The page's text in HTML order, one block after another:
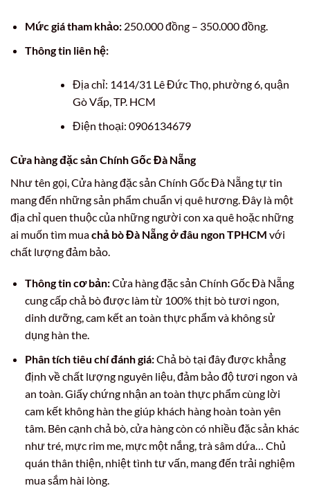
Mức giá tham khảo:250.000 đồng – 350.000 đồng.
Thông tin liên hệ:
Địa chỉ: 1414/31 Lê Đức Thọ, phường 6, quận
Gò Vấp, TP. HCM
Điện thoại: 0906134679
Cửa hàng đặc sản Chính Gốc Đà Nẵng
Như tên gọi, Cửa hàng đặc sản Chính Gốc Đà Nẵng tự tin
mang đến những sản phẩm chuẩn vị quê hương. Đây là một
địa chỉ quen thuộc của những người con xa quê hoặc những
ai muốn tìm muachả bò Đà Nẵng ở đâu ngon TPHCM với
chất lượng đảm bảo.
Thông tin cơ bản:Cửa hàng đặc sản Chính Gốc Đà Nẵng
cung cấp chả bò được làm từ 100% thịt bò tươi ngon,
dinh dưỡng, cam kết an toàn thực phẩm và không sử
dụng hàn the.
Phân tích tiêu chí đánh giá:Chả bò tại đây được khẳng
định về chất lượng nguyên liệu, đảm bảo độ tươi ngon và
an toàn. Giấy chứng nhận an toàn thực phẩm cùng lời
cam kết không hàn the giúp khách hàng hoàn toàn yên
tâm. Bên cạnh chả bò, cửa hàng còn có nhiều đặc sản khác
như tré, mực rim me, mực một nắng, trà sâm dứa… Chủ
quán thân thiện, nhiệt tình tư vấn, mang đến trải nghiệm
mua sắm hài lòng.